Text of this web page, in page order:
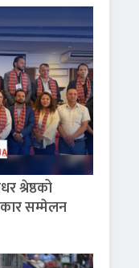
श्रेष्ठको
सम्मेलन